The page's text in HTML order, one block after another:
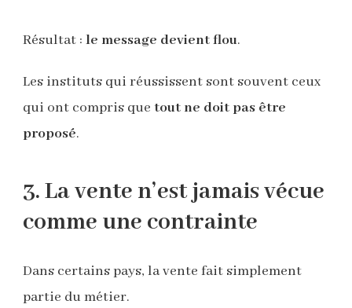
Résultat : le message devient flou.
Les instituts qui réussissent sont souvent ceux
qui ont compris que tout ne doit pas être
proposé.
3. La vente n’est jamais vécue
comme une contrainte
Dans certains pays, la vente fait simplement
partie du métier.